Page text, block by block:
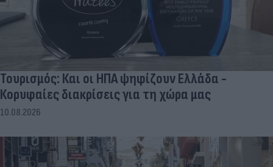
Τουρισμός: Και οι ΗΠΑ ψηφίζουν Ελλάδα -
Κορυφαίες διακρίσεις για τη χώρα μας
10.08.2026